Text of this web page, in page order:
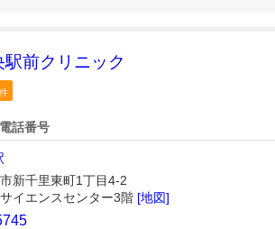
前クリニック
件
話番号
新千里東町1丁目4-2
イエンスセンター3階 [地図]